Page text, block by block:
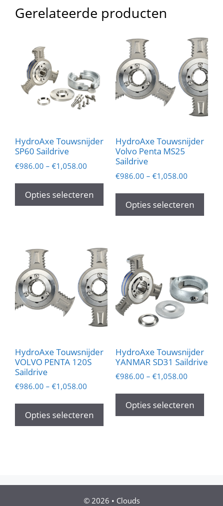
Gerelateerde producten
HydroAxe Touwsnijder
SP60 Saildrive
€986.00 – €1,058.00
Opties selecteren
Dit
product
heeft
meerdere
optie
kan
gekozen
worden
op
de
productpagina
HydroAxe Touwsnijder
Volvo Penta MS25
Saildrive
€986.00 – €1,058.00
Opties selecteren
Dit
kan
HydroAxe Touwsnijder
VOLVO PENTA 120S
Saildrive
€986.00 – €1,058.00
Opties selecteren
Dit
product
heeft
kan
gekozen
HydroAxe Touwsnijder
YANMAR SD31 Saildrive
€986.00 – €1,058.00
Opties selecteren
Dit
© 2026 • Clouds